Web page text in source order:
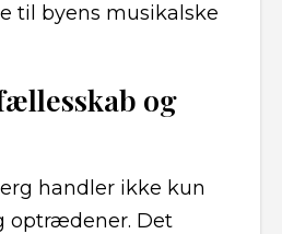
til byens musikalske
og
handler ikke kun
optrædener. Det